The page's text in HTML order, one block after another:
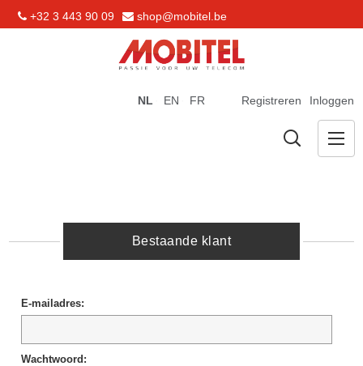
+32 3 443 90 09 shop@mobitel.be
Registreren Inloggen
NL EN FR
Bestaande klant
E-mailadres:
Wachtwoord: